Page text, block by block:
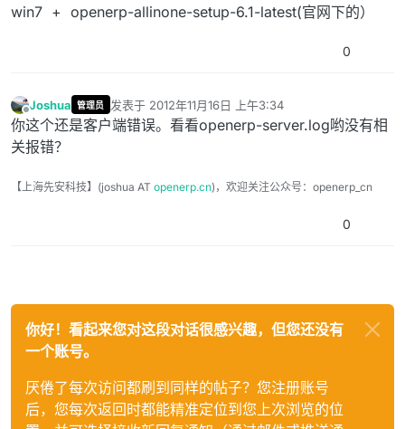
win7 + openerp-allinone-setup-6.1-latest(官网下的）
0
离线
Joshua 管理员 发表于 2012年11月16日 上午3:34
最后由 编辑
你这个还是客户端错误。看看openerp-server.log哟没有相
关报错？
【上海先安科技】(joshua AT openerp.cn)，欢迎关注公众号：openerp_cn
0
你好！看起来您对这段对话很感兴趣，但您还没有
一个账号。
厌倦了每次访问都刷到同样的帖子？您注册账号
后，您每次返回时都能精准定位到您上次浏览的位